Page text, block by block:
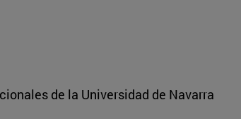
de la Universidad de Navarra